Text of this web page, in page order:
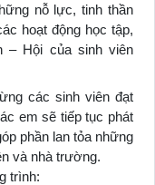
nỗ lực, tinh thần
hoạt động học tập,
– Hội của sinh viên
các sinh viên đạt
em sẽ tiếp tục phát
phần lan tỏa những
và nhà trường.
trình: